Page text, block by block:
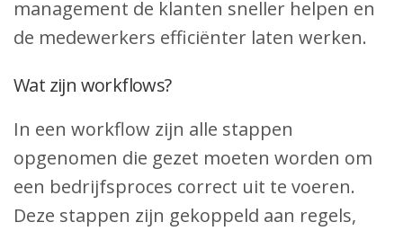
management de klanten sneller helpen en
de medewerkers efficiënter laten werken.
Wat zijn workflows?
In een workflow zijn alle stappen
opgenomen die gezet moeten worden om
een bedrijfsproces correct uit te voeren.
Deze stappen zijn gekoppeld aan regels,